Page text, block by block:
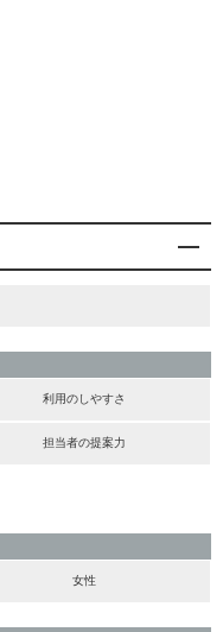
利用のしやすさ
担当者の提案力
女性